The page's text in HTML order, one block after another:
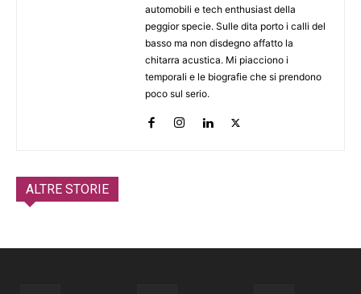
automobili e tech enthusiast della
peggior specie. Sulle dita porto i calli del
basso ma non disdegno affatto la
chitarra acustica. Mi piacciono i
temporali e le biografie che si prendono
poco sul serio.
ALTRE STORIE